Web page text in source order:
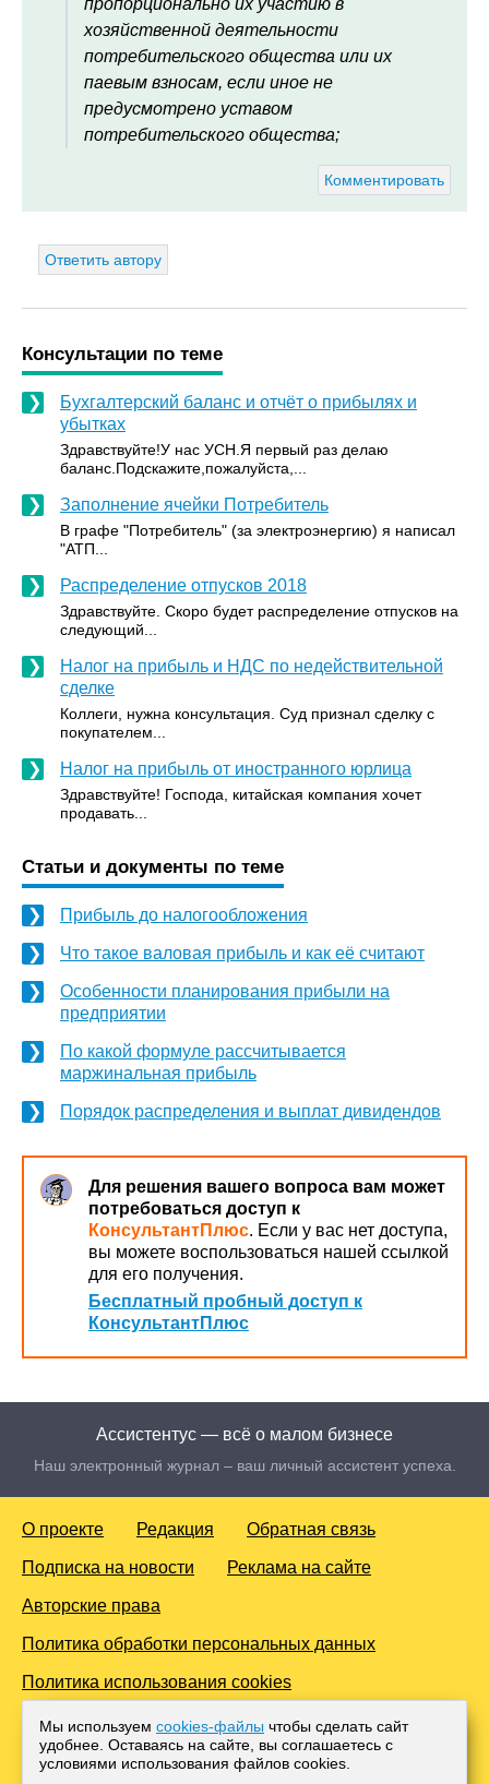
пропорционально их участию в
хозяйственной деятельности
потребительского общества или их
паевым взносам, если иное не
предусмотрено уставом
потребительского общества;
Комментировать
Ответить автору
Консультации по теме
Бухгалтерский баланс и отчёт о прибылях и
убытках
Здравствуйте!У нас УСН.Я первый раз делаю
баланс.Подскажите,пожалуйста,...
Заполнение ячейки Потребитель
В графе "Потребитель" (за электроэнергию) я написал
"АТП...
Распределение отпусков 2018
Здравствуйте. Скоро будет распределение отпусков на
следующий...
Налог на прибыль и НДС по недействительной
сделке
Коллеги, нужна консультация. Суд признал сделку с
покупателем...
Налог на прибыль от иностранного юрлица
Здравствуйте! Господа, китайская компания хочет
продавать...
Статьи и документы по теме
Прибыль до налогообложения
Что такое валовая прибыль и как её считают
Особенности планирования прибыли на
предприятии
По какой формуле рассчитывается
маржинальная прибыль
Порядок распределения и выплат дивидендов
Для решения вашего вопроса вам может
потребоваться доступ к
КонсультантПлюс. Если у вас нет доступа,
вы можете воспользоваться нашей ссылкой
для его получения.
Бесплатный пробный доступ к
КонсультантПлюс
Ассистентус — всё о малом бизнесе
Наш электронный журнал – ваш личный ассистент успеха.
О проекте Редакция Обратная связь
Подписка на новости Реклама на сайте
Авторские права
Политика обработки персональных данных
Политика использования cookies
© 2016-2026 Все права защищены. Для лиц старше 18 лет.
Любое копирование материалов и тиражирование в сети
Интернет, либо печатных изданиях без согласования с
Администрацией проекта, преследуется законом.
Мы используем cookies-файлы чтобы сделать сайт
удобнее. Оставаясь на сайте, вы соглашаетесь с
условиями использования файлов cооkies.